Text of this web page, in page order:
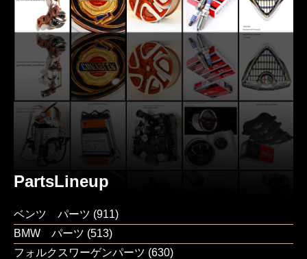
PartsLineup
ベンツ パーツ (911)
BMW パーツ (513)
フォルクスワーゲンパーツ (630)